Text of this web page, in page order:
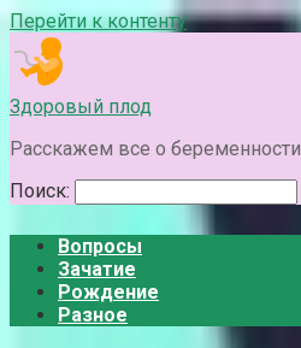
Перейти к контенту
Здоровый плод
Расскажем все о беременности
Поиск:
Вопросы
Зачатие
Рождение
Разное